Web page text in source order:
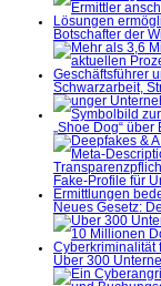
Botschafter der
Schwarzarbeit,
„Shoe Dog“
Neues Gesetz:
Über 300